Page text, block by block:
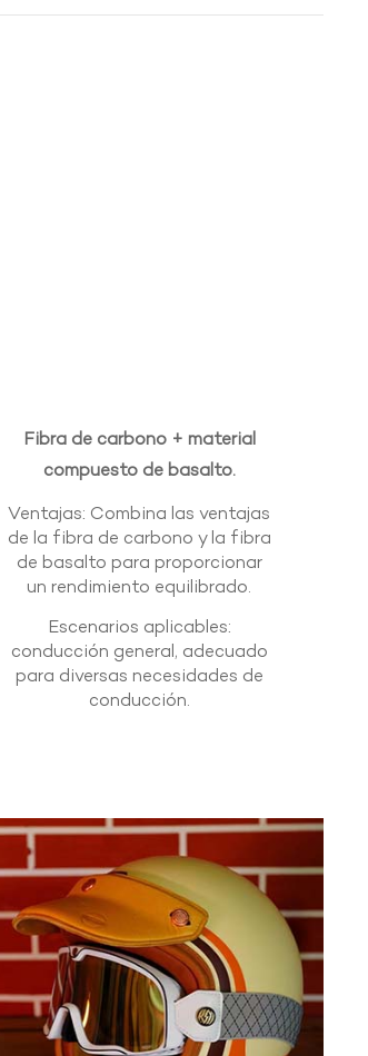
Fibra de carbono + material
compuesto de basalto.
Ventajas: Combina las ventajas
de la fibra de carbono y la fibra
de basalto para proporcionar
un rendimiento equilibrado.
Escenarios aplicables:
conducción general, adecuado
para diversas necesidades de
conducción.